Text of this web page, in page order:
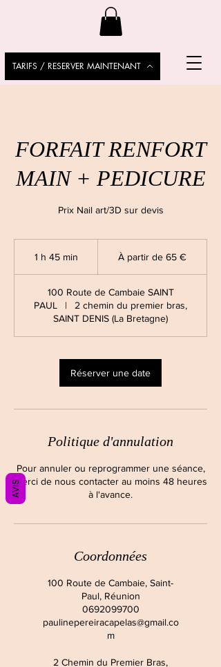
TARIFS / RESERVER MAINTENANT
FORFAIT RENFORT
MAIN + PEDICURE
Prix Nail art/3D sur devis
1 h 45 min
m
i
n
euros
À partir de 65 €
100 Route de Cambaie SAINT
PAUL
|
2 chemin du premier bras,
SAINT DENIS (La Bretagne)
Réserver une date
Politique d'annulation
Pour annuler ou reprogrammer une séance,
merci de nous contacter au moins 48 heures
à l'avance.
Coordonnées
100 Route de Cambaie, Saint-
Paul, Réunion
0692099700
paulinepereiracapelas@gmail.co
m
2 Chemin du Premier Bras,
AVIS